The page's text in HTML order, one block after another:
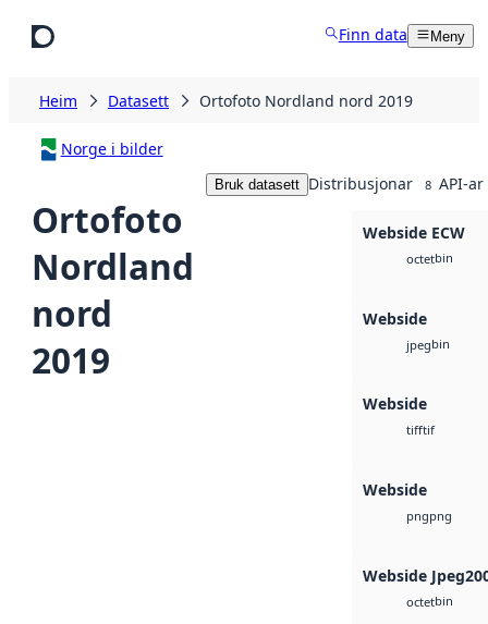
Finn data Meny
Heim Datasett Ortofoto Nordland nord 2019
Norge i bilder
Ortofoto
Nordland
nord
2019
Bruk datasett Distribusjonar 8 API-ar
Webside ECW
octetbin
Webside
jpegbin
Webside
tifftif
Webside
pngpng
Webside
octetbin